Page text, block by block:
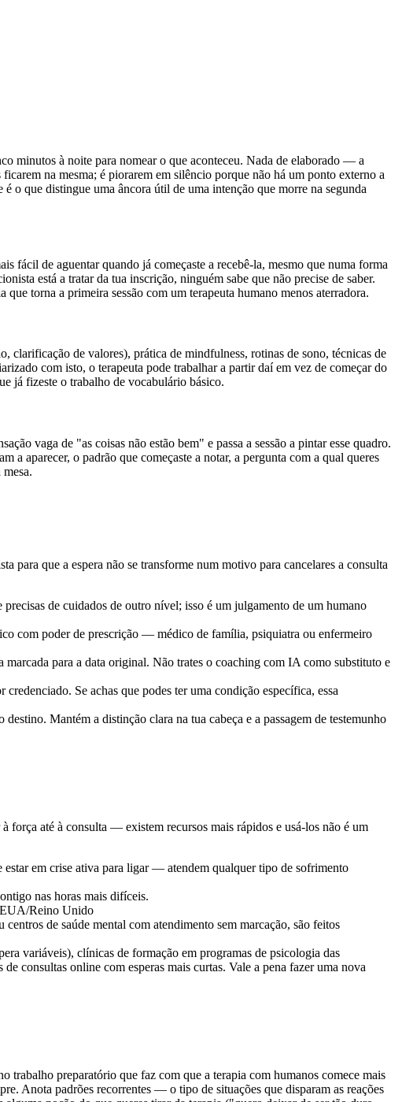
minutos à noite para nomear o que aconteceu. Nada de elaborado — a
na mesma; é piorarem em silêncio porque não há um ponto externo a
o que distingue uma âncora útil de uma intenção que morre na segunda
fácil de aguentar quando já começaste a recebê-la, mesmo que numa forma
está a tratar da tua inscrição, ninguém sabe que não precise de saber.
torna a primeira sessão com um terapeuta humano menos aterradora.
clarificação de valores), prática de mindfulness, rotinas de sono, técnicas de
com isto, o terapeuta pode trabalhar a partir daí em vez de começar do
já fizeste o trabalho de vocabulário básico.
vaga de "as coisas não estão bem" e passa a sessão a pintar esse quadro.
a aparecer, o padrão que começaste a notar, a pergunta com a qual queres
para que a espera não se transforme num motivo para cancelares a consulta
de cuidados de outro nível; isso é um julgamento de um humano
com poder de prescrição — médico de família, psiquiatra ou enfermeiro
para a data original. Não trates o coaching com IA como substituto e
Se achas que podes ter uma condição específica, essa
Mantém a distinção clara na tua cabeça e a passagem de testemunho
força até à consulta — existem recursos mais rápidos e usá-los não é um
em crise ativa para ligar — atendem qualquer tipo de sofrimento
nas horas mais difíceis.
EUA/Reino Unido
de saúde mental com atendimento sem marcação, são feitos
variáveis), clínicas de formação em programas de psicologia das
consultas online com esperas mais curtas. Vale a pena fazer uma nova
trabalho preparatório que faz com que a terapia com humanos comece mais
Anota padrões recorrentes — o tipo de situações que disparam as reações